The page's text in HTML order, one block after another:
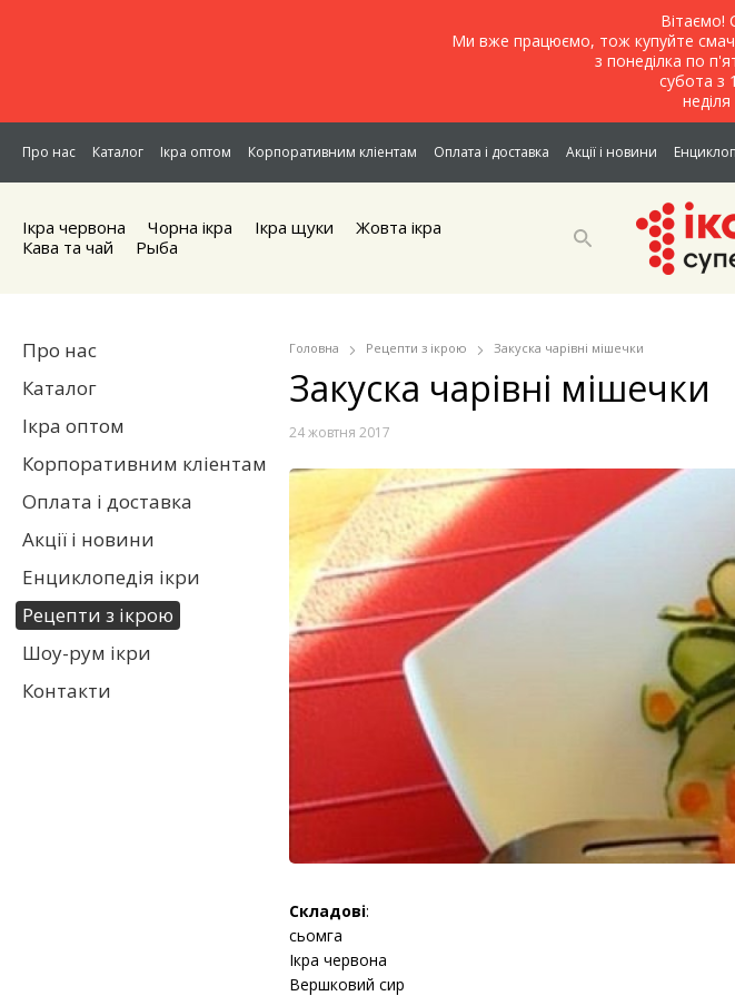
Вітаємо!
Ми вже працюємо, тож купуйте
з понеділка по
субота з
Про нас Каталог Ікра оптом Корпоративним кліентам Оплата і доставка Акції і новини
Ікра червона Чорна iкра Iкра щуки
Жовта iкра
Кава та чай
Рыба
Головна Рецепти з ікрою Закуска чарівні мішечки
Закуска чарівні мішечки
24 жовтня 2017
Складові:
сьомга
Ікра червона
Вершковий сир
Про нас
Каталог
Ікра оптом
Корпоративним кліентам
Оплата і доставка
Акції і новини
Енциклопедія ікри
Рецепти з ікрою
Шоу-рум ікри
Контакти